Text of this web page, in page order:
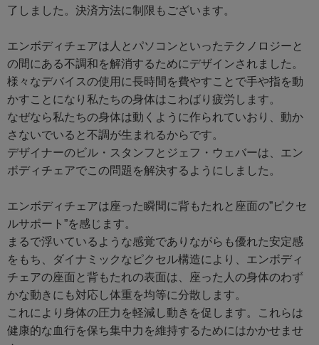
了しました。決済方法に制限もございます。
エンボディチェアは人とパソコンといったテクノロジーと
の間にある不調和を解消するためにデザインされました。
様々なデバイスの使用に長時間を費やすことで手や指を動
かすことになり私たちの身体はこわばり疲労します。
なぜなら私たちの身体は動くように作られていおり、動か
さないでいると不調が生まれるからです。
デザイナーのビル・スタンフとジェフ・ウェバーは、エン
ボディチェアでこの問題を解決するようにしました。
エンボディチェアは座った瞬間に背もたれと座面の”ピクセ
ルサポート”を感じます。
まるで浮いているような感覚でありながらも優れた安定感
をもち、ダイナミックなピクセル構造により、エンボディ
チェアの座面と背もたれの表面は、座った人の身体のわず
かな動きにも対応し体重を均等に分散します。
これにより身体の圧力を軽減し動きを促します。これらは
健康的な血行を保ち集中力を維持するためにはかかせませ